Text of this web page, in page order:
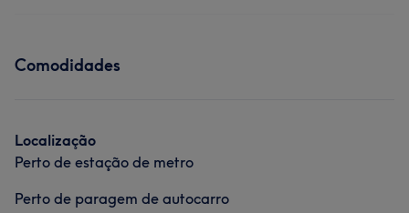
Tratamento de unhas
Comodidades
Localização
Perto de estação de metro
Perto de paragem de autocarro